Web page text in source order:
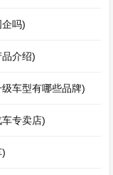
吗)
介绍)
车型有哪些品牌)
专卖店)
)